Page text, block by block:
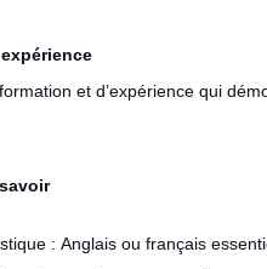
et d’expérience qui
: Anglais ou français